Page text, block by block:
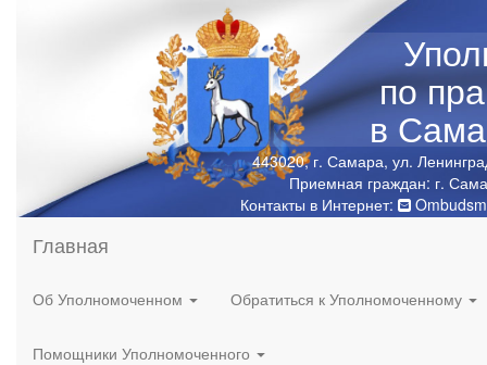
по
в
443020, г. Самара, ул.
Приемная граждан: г.
Контакты в Интернет:
Главная
Об Уполномоченном Обратиться к Уполномоченному
Помощники Уполномоченного